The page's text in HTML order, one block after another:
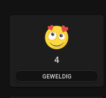
4
GEWELDIG